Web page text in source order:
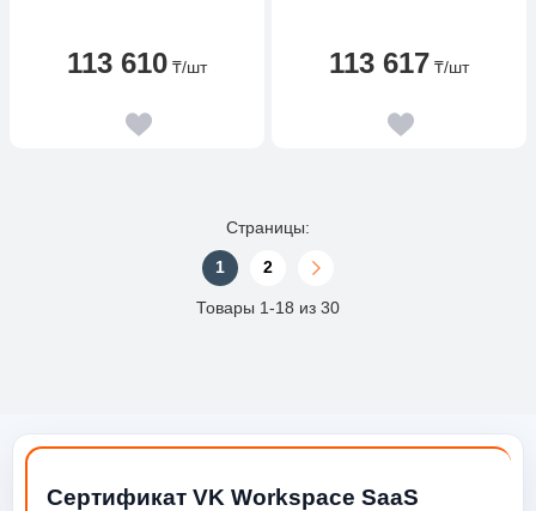
113 610 ₸/шт 113 617 ₸/шт
Страницы:
1 2
Товары 1-18 из 30
Сертификат VK Workspace SaaS